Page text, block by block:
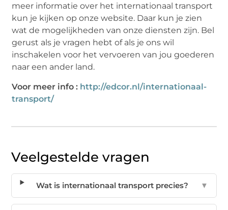
meer informatie over het internationaal transport
kun je kijken op onze website. Daar kun je zien
wat de mogelijkheden van onze diensten zijn. Bel
gerust als je vragen hebt of als je ons wil
inschakelen voor het vervoeren van jou goederen
naar een ander land.
Voor meer info : http://edcor.nl/internationaal-
transport/
Veelgestelde vragen
Wat is internationaal transport precies? ▼